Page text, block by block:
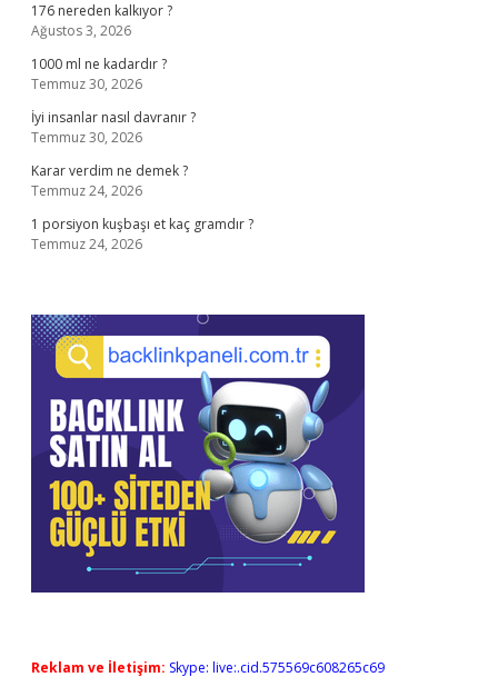
176 nereden kalkıyor ?
Ağustos 3, 2026
1000 ml ne kadardır ?
Temmuz 30, 2026
İyi insanlar nasıl davranır ?
Temmuz 30, 2026
Karar verdim ne demek ?
Temmuz 24, 2026
1 porsiyon kuşbaşı et kaç gramdır ?
Temmuz 24, 2026
Reklam ve İletişim: Skype: live:.cid.575569c608265c69